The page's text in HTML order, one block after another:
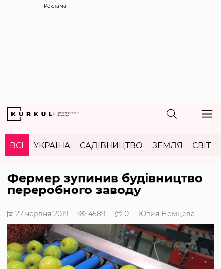
Реклама
ВСІ УКРАЇНА САДІВНИЦТВО ЗЕМЛЯ СВІТ
Фермер зупинив будівництво
переробного заводу
27 червня 2019 4589 0 Юлия Немцева